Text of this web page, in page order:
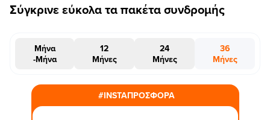
Σύγκρινε εύκολα τα πακέτα συνδρομής
Μήνα
-Μήνα
12
Μήνες
24
Μήνες
36
Μήνες
#INSTAΠΡΟΣΦΟΡΑ